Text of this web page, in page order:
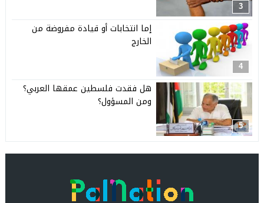
3
4
إما انتخابات أو قيادة مفروضة من
الخارج
5
هل فقدت فلسطين عمقها العربي؟
ومن المسؤول؟